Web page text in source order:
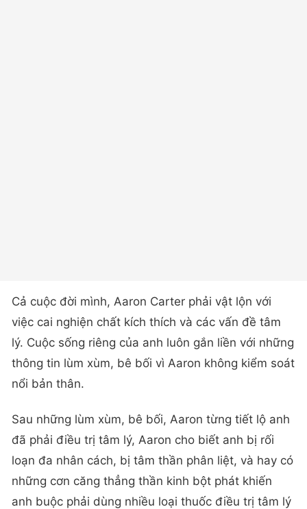
Cả cuộc đời mình, Aaron Carter phải vật lộn với
việc cai nghiện chất kích thích và các vấn đề tâm
lý. Cuộc sống riêng của anh luôn gắn liền với những
thông tin lùm xùm, bê bối vì Aaron không kiểm soát
nổi bản thân.
Sau những lùm xùm, bê bối, Aaron từng tiết lộ anh
đã phải điều trị tâm lý, Aaron cho biết anh bị rối
loạn đa nhân cách, bị tâm thần phân liệt, và hay có
những cơn căng thẳng thần kinh bột phát khiến
anh buộc phải dùng nhiều loại thuốc điều trị tâm lý